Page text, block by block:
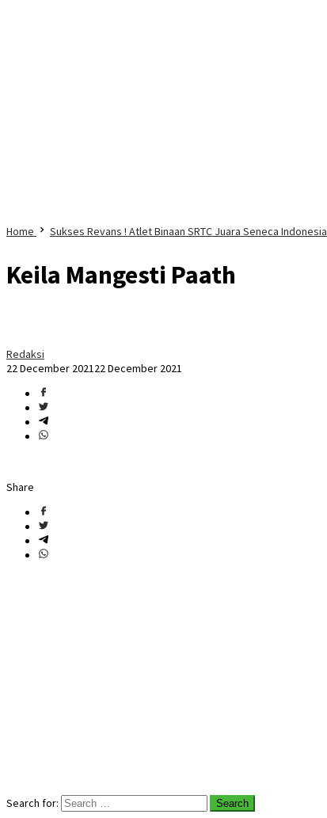
Home Sukses Revans ! Atlet Binaan SRTC Juara Seneca
Keila Mangesti Paath
Redaksi
22 December 202122 December 2021
Share
Search for: